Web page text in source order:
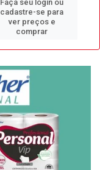
Faça seu login ou
cadastre-se para
ver preços e
comprar